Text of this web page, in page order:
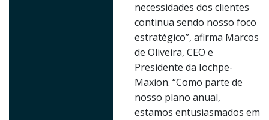
necessidades dos clientes
continua sendo nosso foco
estratégico”, afirma Marcos
de Oliveira, CEO e
Presidente da Iochpe-
Maxion. “Como parte de
nosso plano anual,
estamos entusiasmados em